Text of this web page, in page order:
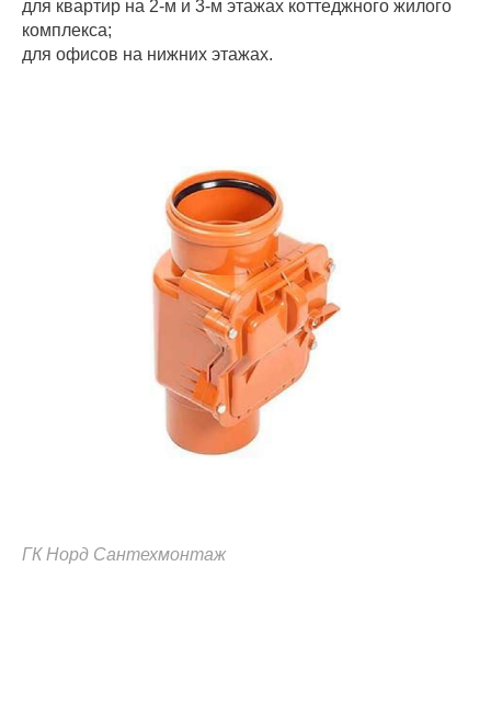
для квартир на 2-м и 3-м этажах коттеджного жилого
комплекса;
для офисов на нижних этажах.
ГК Норд Сантехмонтаж